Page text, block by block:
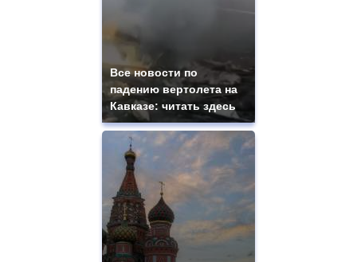
Все новости по
падению вертолета на
Кавказе: читать здесь